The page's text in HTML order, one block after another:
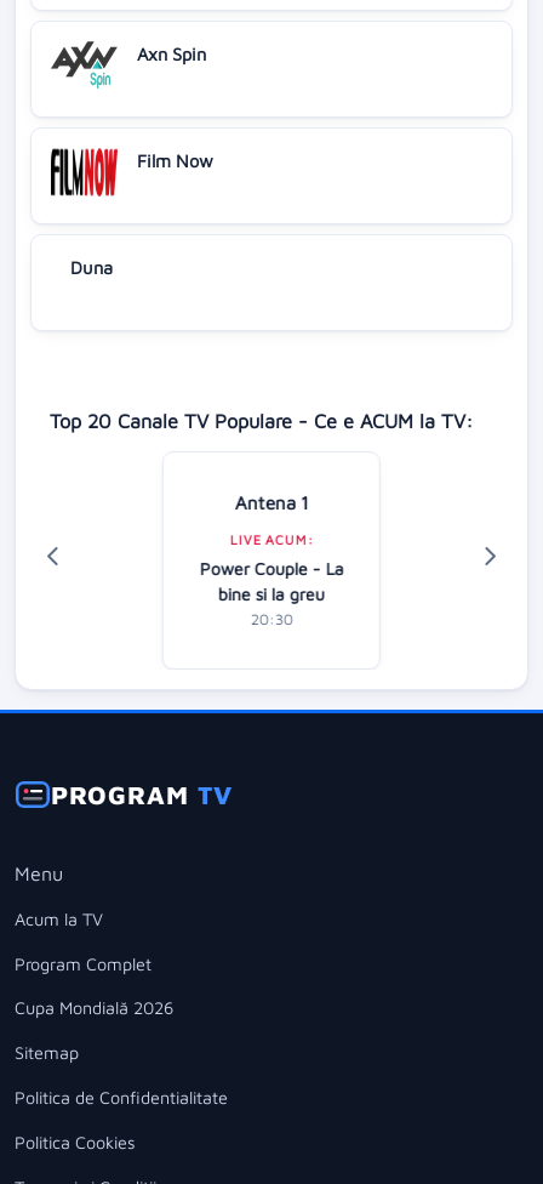
Axn Spin
Film Now
Duna
Top 20 Canale TV Populare - Ce e ACUM la TV:
Antena 1
LIVE ACUM:
Power Couple - La
bine si la greu
20:30
PROGRAMTV
Menu
Acum la TV
Program Complet
Cupa Mondială 2026
Sitemap
Politica de Confidentialitate
Politica Cookies